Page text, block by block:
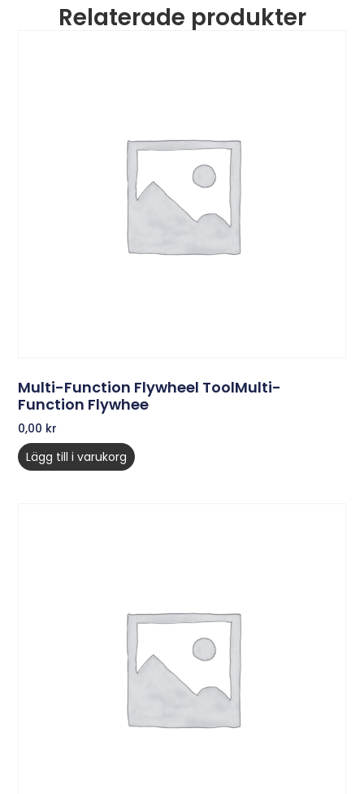
Relaterade produkter
Multi-Function Flywheel ToolMulti-
Function Flywhee
0,00 kr
Lägg till i varukorg